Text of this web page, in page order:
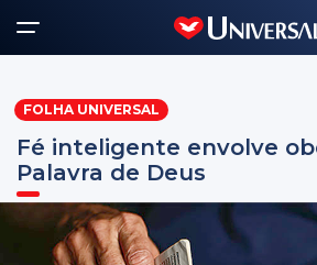
FOLHA UNIVERSAL
Fé inteligente envolve
Palavra de Deus